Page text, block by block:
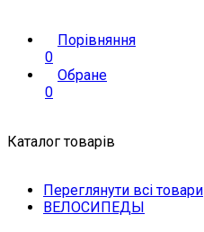
Порівняння
0
Обране
0
Каталог товарів
Переглянути всі товари
ВЕЛОСИПЕДЫ